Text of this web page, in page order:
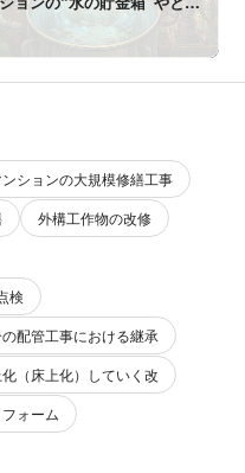
ってや」
ションの大規模修繕工事
外構工作物の改修
検
配管工事における継承
（床上化）していく改
ォーム